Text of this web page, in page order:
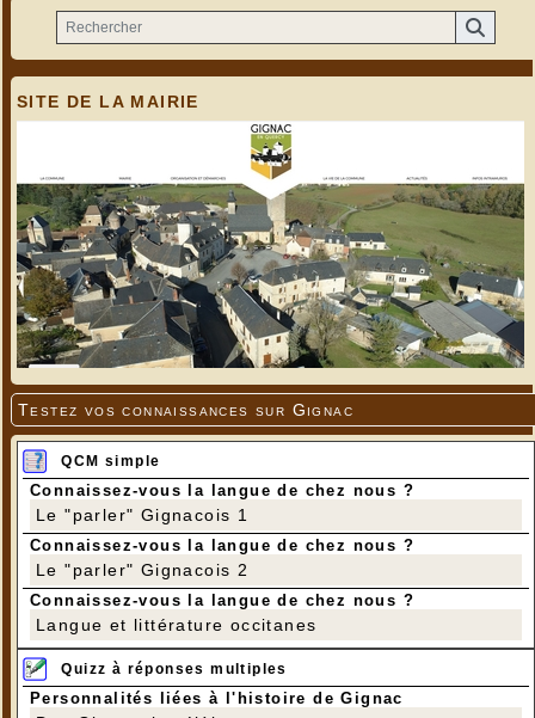
SITE DE LA MAIRIE
Testez vos connaissances sur Gignac
QCM simple
Connaissez-vous la langue de chez nous ?
Le "parler" Gignacois 1
Connaissez-vous la langue de chez nous ?
Le "parler" Gignacois 2
Connaissez-vous la langue de chez nous ?
Langue et littérature occitanes
Quizz à réponses multiples
Personnalités liées à l'histoire de Gignac